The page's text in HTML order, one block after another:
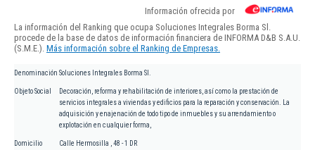
Información ofrecida por
La información del Ranking que ocupa Soluciones Integrales Borma Sl.
procede de la base de datos de información financiera de INFORMA D&B S.A.U.
(S.M.E.). Más información sobre el Ranking de Empresas.
Denominación Soluciones Integrales Borma Sl.
Objeto Social
Decoración, reforma y rehabilitación de interiores, así como la prestación de
servicios integrales a viviendas y edificios para la reparación y conservación. La
adquisición y enajenación de todo tipo de inmuebles y su arrendamiento o
explotación en cualquier forma,
Domicilio
Calle Hermosilla , 48 - 1 DR